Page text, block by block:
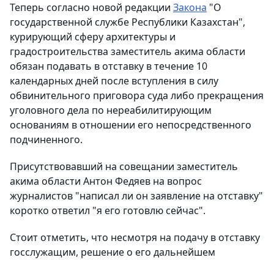
Теперь согласно новой редакции Закона "О
государственной службе Республики Казахстан",
курирующий сферу архитектуры и
градостроительства заместитель акима области
обязан подавать в отставку в течение 10
календарных дней после вступления в силу
обвинительного приговора суда либо прекращения
уголовного дела по нереабилитирующим
основаниям в отношении его непосредственного
подчиненного.
Присутствовавший на совещании заместитель
акима области Антон Федяев на вопрос
журналистов "написал ли он заявление на отставку"
коротко ответил "я его готовлю сейчас".
Стоит отметить, что несмотря на подачу в отставку
госслужащим, решение о его дальнейшем